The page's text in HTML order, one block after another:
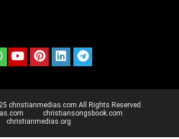
christianmedias.com All Rights Reserved.
christiansongsbook.com
christianmedias.org